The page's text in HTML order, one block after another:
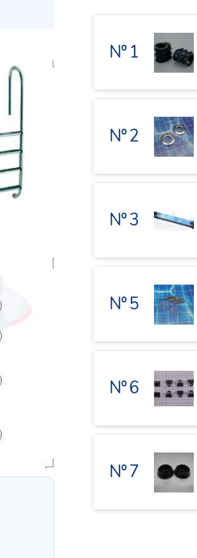
Nº 1
Nº 2
Nº 3
Nº 5
Nº 6
Nº 7